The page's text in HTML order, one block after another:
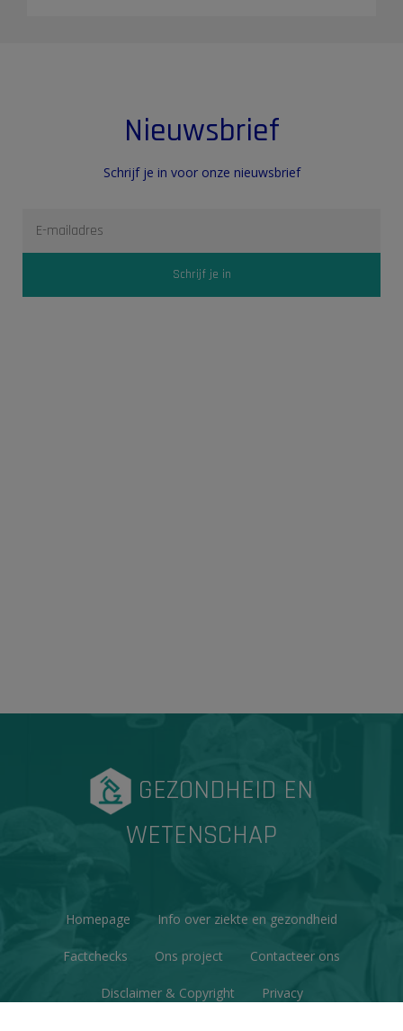
Nieuwsbrief
Schrijf je in voor onze nieuwsbrief
GEZONDHEID EN
WETENSCHAP
Homepage Info over ziekte en gezondheid
Factchecks Ons project Contacteer ons
Disclaimer & Copyright Privacy